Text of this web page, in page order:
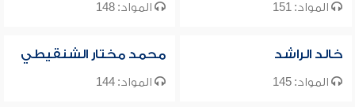
المواد: 151 المواد: 148
خالد الراشد
المواد: 145
محمد مختار الشنقيطي
المواد: 144